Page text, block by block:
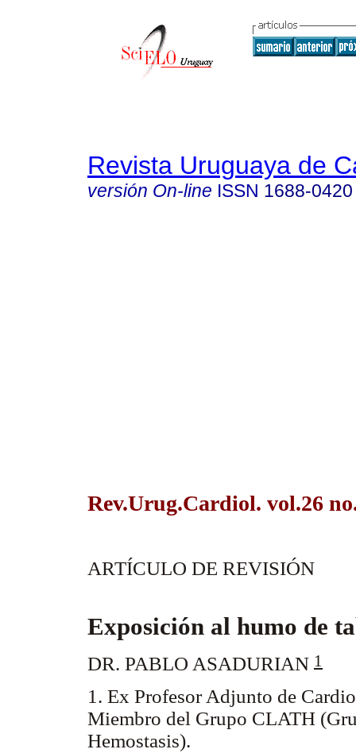
Revista Uruguaya de
versión On-line ISSN 1688-0420
Rev.Urug.Cardiol. vol.26
ARTÍCULO DE REVISIÓN
Exposición al humo de
DR. PABLO ASADURIAN 1
1. Ex Profesor Adjunto de
Miembro del Grupo CLATH
Hemostasis).